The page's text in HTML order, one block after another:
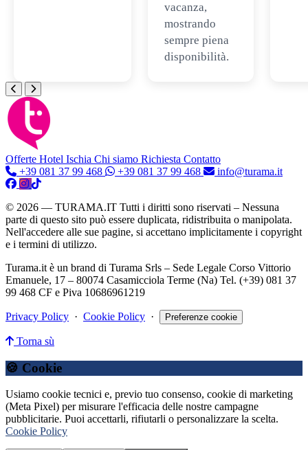
vacanza,
mostrando
sempre piena
disponibilità.
Offerte Hotel Ischia Chi siamo Richiesta Contatto
+39 081 37 99 468
+39 081 37 99 468 info@turama.it
© 2026 — TURAMA.IT Tutti i diritti sono riservati – Nessuna
parte di questo sito può essere duplicata, ridistribuita o manipolata.
Nell'accedere alle sue pagine, si accettano implicitamente i copyright
e i termini di utilizzo.
Turama.it è un brand di Turama Srls – Sede Legale Corso Vittorio
Emanuele, 17 – 80074 Casamicciola Terme (Na) Tel. (+39) 081 37
99 468 CF e Piva 10686961219
Privacy Policy · Cookie Policy · Preferenze cookie
Torna sù
🍪 Cookie
Usiamo cookie tecnici e, previo tuo consenso, cookie di marketing
(Meta Pixel) per misurare l'efficacia delle nostre campagne
pubblicitarie. Puoi accettarli, rifiutarli o personalizzare la scelta.
Cookie Policy